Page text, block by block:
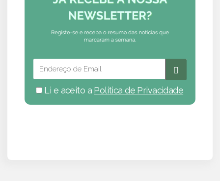
Li e aceito a Política de Privacidade